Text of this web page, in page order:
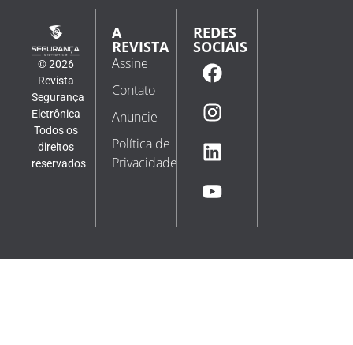
© 2026
Revista
Segurança
Eletrônica
Todos os
direitos
reservados
A
REVISTA
Assine
Contato
Anuncie
Política de
Privacidade
REDES
SOCIAIS